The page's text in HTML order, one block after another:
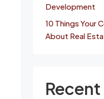
Development
10 Things Your
About Real